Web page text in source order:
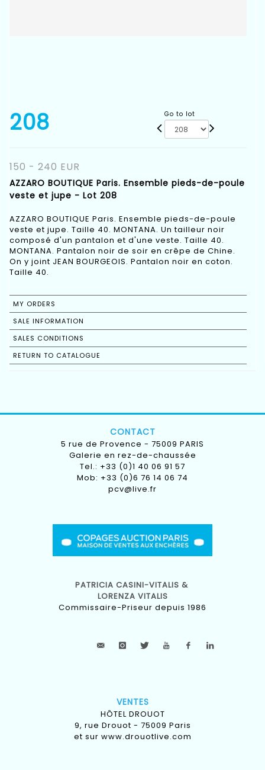
208 Go to lot
150 - 240 EUR
AZZARO BOUTIQUE Paris. Ensemble pieds-de-poule
veste et jupe - Lot 208
AZZARO BOUTIQUE Paris. Ensemble pieds-de-poule
veste et jupe. Taille 40. MONTANA. Un tailleur noir
composé d'un pantalon et d'une veste. Taille 40.
MONTANA. Pantalon noir de soir en crêpe de Chine.
On y joint JEAN BOURGEOIS. Pantalon noir en coton.
Taille 40.
MY ORDERS
SALE INFORMATION
SALES CONDITIONS
RETURN TO CATALOGUE
CONTACT
5 rue de Provence - 75009 PARIS
Galerie en rez-de-chaussée
Tel.: +33 (0)1 40 06 91 57
Mob: +33 (0)6 76 14 06 74
pcv@live.fr
PATRICIA CASINI-VITALIS &
LORENZA VITALIS
Commissaire-Priseur depuis 1986
VENTES
HÔTEL DROUOT
9, rue Drouot - 75009 Paris
et sur www.drouotlive.com